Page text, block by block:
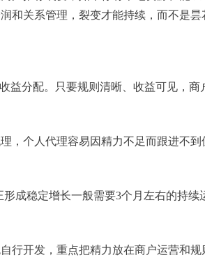
和关系管理，裂变才能持续，而不是昙
益分配。只要规则清晰、收益可见，商
，个人代理容易因精力不足而跟进不到
成稳定增长一般需要3个月左右的持续
行开发，重点把精力放在商户运营和规